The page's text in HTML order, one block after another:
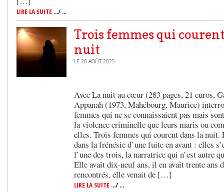
LIRE LA SUITE .../ ...
Trois femmes qui
nuit
LE 20 AOÛT 2025
Avec La nuit au cœur (283 pages, 21 euros,
Appanah (1973, Mahébourg, Maurice)
femmes qui ne se connaissaient pas mais
la violence criminelle que leurs maris ou
elles. Trois femmes qui courent dans la nuit.
dans la frénésie d’une fuite en avant : elles
l’une des trois, la narratrice qui n’est autre
Elle avait dix-neuf ans, il en avait trente ans
rencontrés, elle venait de […]
LIRE LA SUITE .../ ...